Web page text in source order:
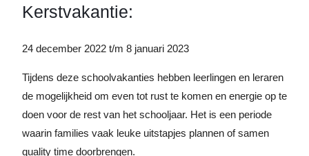
Kerstvakantie:
24 december 2022 t/m 8 januari 2023
Tijdens deze schoolvakanties hebben leerlingen en leraren
de mogelijkheid om even tot rust te komen en energie op te
doen voor de rest van het schooljaar. Het is een periode
waarin families vaak leuke uitstapjes plannen of samen
quality time doorbrengen.